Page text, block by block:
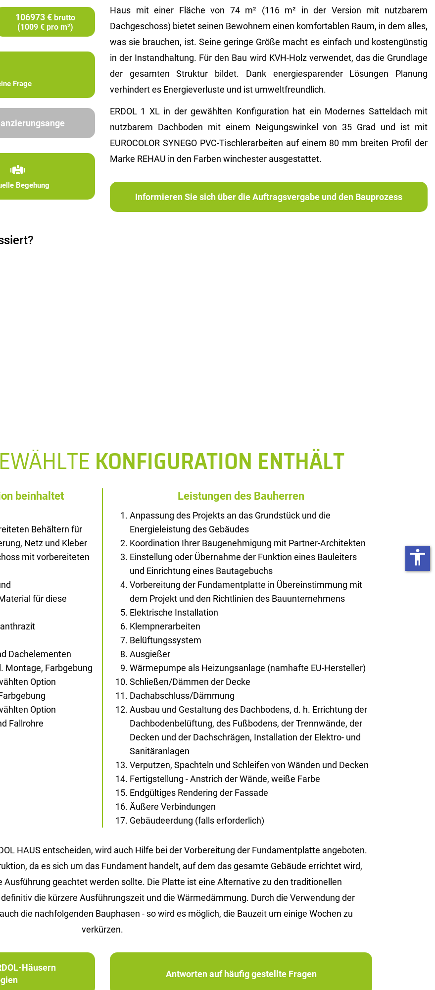
Haus mit einer Fläche von 74 m² (116 m² in der Version mit nutzbarem
Dachgeschoss) bietet seinen Bewohnern einen komfortablen Raum, in dem alles,
was sie brauchen, ist. Seine geringe Größe macht es einfach und kostengünstig
in der Instandhaltung. Für den Bau wird KVH-Holz verwendet, das die Grundlage
der gesamten Struktur bildet. Dank energiesparender Lösungen Planung
verhindert es Energieverluste und ist umweltfreundlich.
ERDOL 1 XL in der gewählten Konfiguration hat ein Modernes Satteldach mit
nutzbarem Dachboden mit einem Neigungswinkel von 35 Grad und ist mit
EUROCOLOR SYNEGO PVC-Tischlerarbeiten auf einem 80 mm breiten Profil der
Marke REHAU in den Farben winchester ausgestattet.
Informieren Sie sich über die Auftragsvergabe und den Bauprozess
106973 € brutto
(1009 € pro m²)
Frage
Begehung
KONFIGURATION ENTHÄLT
beinhaltet
Behältern für
Netz und Kleber
mit vorbereiteten
für diese
Dachelementen
Montage, Farbgebung
Option
Option
Fallrohre
Leistungen des Bauherren
Anpassung des Projekts an das Grundstück und die
Energieleistung des Gebäudes
Koordination Ihrer Baugenehmigung mit Partner-Architekten
Einstellung oder Übernahme der Funktion eines Bauleiters
und Einrichtung eines Bautagebuchs
Vorbereitung der Fundamentplatte in Übereinstimmung mit
dem Projekt und den Richtlinien des Bauunternehmens
Elektrische Installation
Klempnerarbeiten
Belüftungssystem
Ausgießer
Wärmepumpe als Heizungsanlage (namhafte EU-Hersteller)
Schließen/Dämmen der Decke
Dachabschluss/Dämmung
Ausbau und Gestaltung des Dachbodens, d. h. Errichtung der
Dachbodenbelüftung, des Fußbodens, der Trennwände, der
Decken und der Dachschrägen, Installation der Elektro- und
Sanitäranlagen
Verputzen, Spachteln und Schleifen von Wänden und Decken
Fertigstellung - Anstrich der Wände, weiße Farbe
Endgültiges Rendering der Fassade
Äußere Verbindungen
Gebäudeerdung (falls erforderlich)
HAUS entscheiden, wird auch Hilfe bei der Vorbereitung der Fundamentplatte angeboten.
da es sich um das Fundament handelt, auf dem das gesamte Gebäude errichtet wird,
geachtet werden sollte. Die Platte ist eine Alternative zu den traditionellen
die kürzere Ausführungszeit und die Wärmedämmung. Durch die Verwendung der
die nachfolgenden Bauphasen - so wird es möglich, die Bauzeit um einige Wochen zu
verkürzen.
Häusern
Antworten auf häufig gestellte Fragen
accessibility